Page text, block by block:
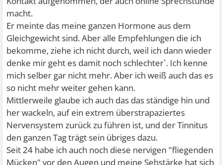
macht.
Er meinte das meine ganzen Hormone aus dem
Gleichgewicht sind. Aber alle Empfehlungen die ich
bekomme, ziehe ich nicht durch, weil ich dann wieder
denke mir geht es damit noch schlechter`. Ich kenne
mich selber gar nicht mehr. Aber ich weiß auch das es
so nicht mehr weiter gehen kann.
Mittlerweile glaube ich auch das das ständige hin und
her wackeln, auf ein extrem überstrapaziertes
Nervensystem zurück zu führen ist, und der Tinnitus
den ganzen Tag trägt sein übriges dazu.
Seit 24 habe ich auch noch diese nervigen "fliegenden
Mücken" vor den Augen und meine Sehstärke hat sich